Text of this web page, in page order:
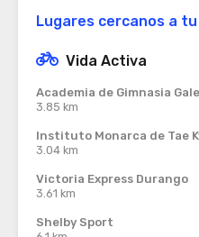
Lugares cercanos a
Vida Activa
Academia de Gimnasia
3.85 km
Instituto Monarca de Tae
3.04 km
Victoria Express Durango
3.61 km
Shelby Sport